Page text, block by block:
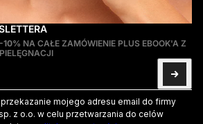
10% NA CAŁE ZAMÓWIENIE PLUS EBOOK'A Z
mojego adresu email do firmy
z o.o. w celu przetwarzania do celów
przez hCaptcha i obowiązują na niej